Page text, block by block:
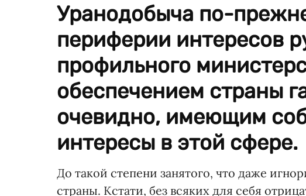
Уранодобыча по-
периферии интересов
профильного
обеспечением страны
очевидно, имеющим
интересы в этой сфере.
До такой степени занятого, что даже
страны. Кстати, без всяких для себя